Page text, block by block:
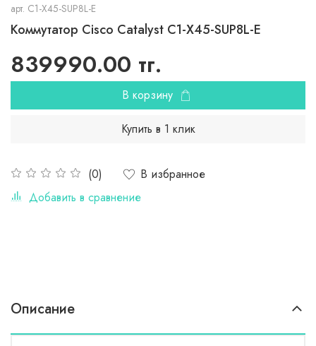
арт. C1-X45-SUP8L-E
Коммутатор Cisco Catalyst C1-X45-SUP8L-E
(0)
В избранное
Добавить в сравнение
839990.00 тг.
В корзину
Купить в 1 клик
Описание